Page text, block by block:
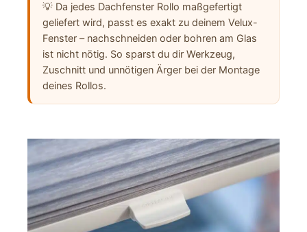
💡 Da jedes Dachfenster Rollo maßgefertigt
geliefert wird, passt es exakt zu deinem Velux-
Fenster – nachschneiden oder bohren am Glas
ist nicht nötig. So sparst du dir Werkzeug,
Zuschnitt und unnötigen Ärger bei der Montage
deines Rollos.